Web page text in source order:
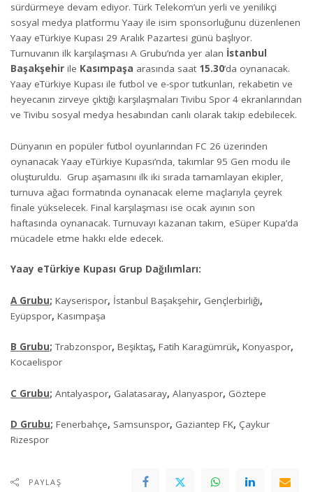
sürdürmeye devam ediyor. Türk Telekom’un yerli ve yenilikçi
sosyal medya platformu Yaay ile isim sponsorluğunu düzenlenen
Yaay eTürkiye Kupası 29 Aralık Pazartesi günü başlıyor.
Turnuvanın ilk karşılaşması A Grubu’nda yer alan İstanbul
Başakşehir ile Kasımpaşa arasında saat 15.30’da oynanacak.
Yaay eTürkiye Kupası ile futbol ve e-spor tutkunları, rekabetin ve
heyecanın zirveye çıktığı karşılaşmaları Tivibu Spor 4 ekranlarından
ve Tivibu sosyal medya hesabından canlı olarak takip edebilecek.
Dünyanın en popüler futbol oyunlarından FC 26 üzerinden
oynanacak Yaay eTürkiye Kupası’nda, takımlar 95 Gen modu ile
oluşturuldu. Grup aşamasını ilk iki sırada tamamlayan ekipler,
turnuva ağacı formatında oynanacak eleme maçlarıyla çeyrek
finale yükselecek. Final karşılaşması ise ocak ayının son
haftasında oynanacak. Turnuvayı kazanan takım, eSüper Kupa’da
mücadele etme hakkı elde edecek.
Yaay eTürkiye Kupası Grup Dağılımları:
A Grubu; Kayserispor, İstanbul Başakşehir, Gençlerbirliği,
Eyüpspor, Kasımpaşa
B Grubu;Trabzonspor, Beşiktaş, Fatih Karagümrük, Konyaspor,
Kocaelispor
C Grubu; Antalyaspor, Galatasaray, Alanyaspor, Göztepe
D Grubu; Fenerbahçe, Samsunspor, Gaziantep FK, Çaykur
Rizespor
PAYLAŞ